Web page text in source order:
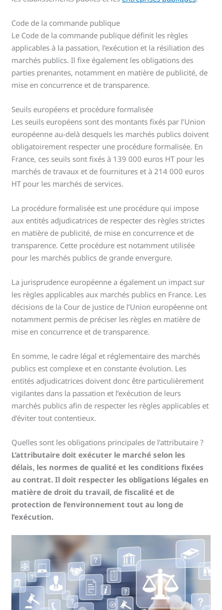
Code de la commande publique
Le Code de la commande publique définit les règles
applicables à la passation, l’exécution et la résiliation des
marchés publics. Il fixe également les obligations des
parties prenantes, notamment en matière de publicité, de
mise en concurrence et de transparence.
Seuils européens et procédure formalisée
Les seuils européens sont des montants fixés par l’Union
européenne au-delà desquels les marchés publics doivent
obligatoirement respecter une procédure formalisée. En
France, ces seuils sont fixés à 139 000 euros HT pour les
marchés de travaux et de fournitures et à 214 000 euros
HT pour les marchés de services.
La procédure formalisée est une procédure qui impose
aux entités adjudicatrices de respecter des règles strictes
en matière de publicité, de mise en concurrence et de
transparence. Cette procédure est notamment utilisée
pour les marchés publics de grande envergure.
La jurisprudence européenne a également un impact sur
les règles applicables aux marchés publics en France. Les
décisions de la Cour de justice de l’Union européenne ont
notamment permis de préciser les règles en matière de
mise en concurrence et de transparence.
En somme, le cadre légal et réglementaire des marchés
publics est complexe et en constante évolution. Les
entités adjudicatrices doivent donc être particulièrement
vigilantes dans la passation et l’exécution de leurs
marchés publics afin de respecter les règles applicables et
d’éviter tout contentieux.
Quelles sont les obligations principales de l’attributaire ?
L’attributaire doit exécuter le marché selon les
délais, les normes de qualité et les conditions fixées
au contrat. Il doit respecter les obligations légales en
matière de droit du travail, de fiscalité et de
protection de l’environnement tout au long de
l’exécution.